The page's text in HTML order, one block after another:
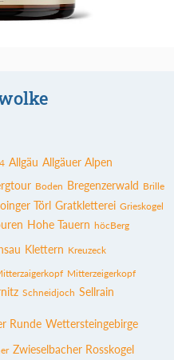
Allgäu Allgäuer Alpen
Boden Bregenzerwald Brille
Törl Gratkletterei Grieskogel
Hohe Tauern höcBerg
Klettern Kreuzeck
Mitterzeigerkopf
Schneidjoch Sellrain
Runde Wettersteingebirge
Zwieselbacher Rosskogel